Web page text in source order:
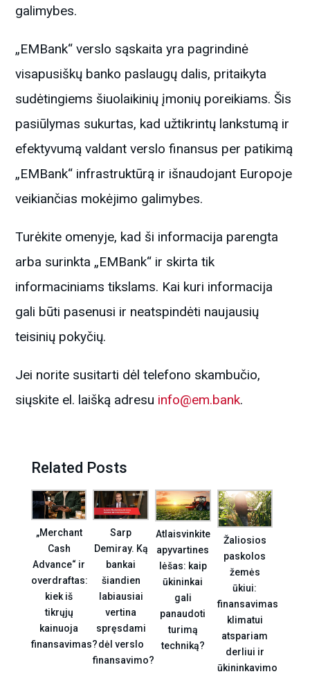
galimybes.
„EMBank“ verslo sąskaita yra pagrindinė
visapusiškų banko paslaugų dalis, pritaikyta
sudėtingiems šiuolaikinių įmonių poreikiams. Šis
pasiūlymas sukurtas, kad užtikrintų lankstumą ir
efektyvumą valdant verslo finansus per patikimą
„EMBank“ infrastruktūrą ir išnaudojant Europoje
veikiančias mokėjimo galimybes.
Turėkite omenyje, kad ši informacija parengta
arba surinkta „EMBank“ ir skirta tik
informaciniams tikslams. Kai kuri informacija
gali būti pasenusi ir neatspindėti naujausių
teisinių pokyčių.
Jei norite susitarti dėl telefono skambučio,
siųskite el. laišką adresu info@em.bank.
Related Posts
„Merchant
Cash
Advance“ ir
overdraftas:
kiek iš
tikrųjų
kainuoja
finansavimas?
Sarp
Demiray. Ką
bankai
šiandien
labiausiai
vertina
spręsdami
dėl verslo
finansavimo?
Atlaisvinkite
apyvartines
lėšas: kaip
ūkininkai
gali
panaudoti
turimą
techniką?
Žaliosios
paskolos
žemės
ūkiui:
finansavimas
klimatui
atspariam
derliui ir
ūkininkavimo